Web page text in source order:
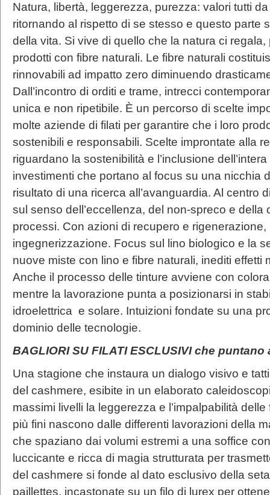
Natura, libertà, leggerezza, purezza: valori tutti
ritornando al rispetto di se stesso e questo parte
della vita. Si vive di quello che la natura ci
prodotti con fibre naturali. Le fibre naturali
rinnovabili ad impatto zero diminuendo
Dall’incontro di orditi e trame, intrecci
unica e non ripetibile. È un percorso di scelte
molte aziende di filati per garantire che i loro
sostenibili e responsabili. Scelte improntate alla
riguardano la sostenibilità e l’inclusione
investimenti che portano al focus su una nicchia
risultato di una ricerca all’avanguardia. Al centro
sul senso dell’eccellenza, del non-spreco e della
processi. Con azioni di recupero e
ingegnerizzazione. Focus sul lino biologico e la
nuove miste con lino e fibre naturali, inediti effetti
Anche il processo delle tinture avviene con
mentre la lavorazione punta a posizionarsi in
idroelettrica e solare. Intuizioni fondate su una
dominio delle tecnologie.
BAGLIORI SU FILATI ESCLUSIVI che
Una stagione che instaura un dialogo visivo e
del cashmere, esibite in un elaborato
massimi livelli la leggerezza e l’impalpabilità
più fini nascono dalle differenti lavorazioni della
che spaziano dai volumi estremi a una soffice
luccicante e ricca di magia strutturata per
del cashmere si fonde al dato esclusivo della
paillettes, incastonate su un filo di lurex per